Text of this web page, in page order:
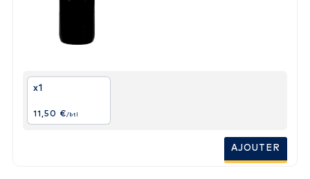
x1
11,50 €/btl
AJOUTER